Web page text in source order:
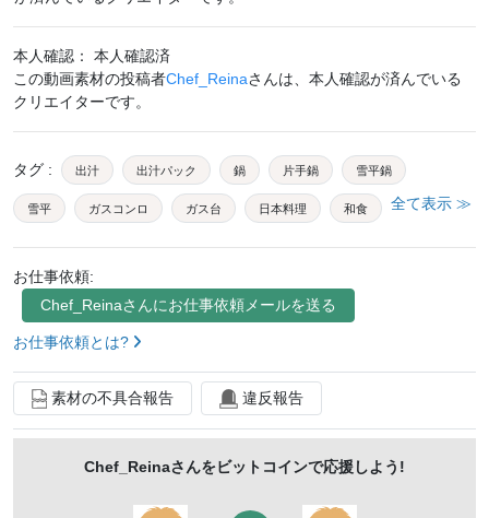
本人確認： 本人確認済
この動画素材の投稿者Chef_Reinaさんは、本人確認が済んでいる
クリエイターです。
タグ : 出汁 出汁パック 鍋 片手鍋 雪平鍋
雪平 ガスコンロ ガス台 日本料理 和食
家庭料理 家事 炊事 自炊 だし
だしパック
料理 食べ物 キッチン 屋内 食材
調理 ダシ 蒸気 鰹節 手作り
和 住まい 鍋料理 水 かつお節 日本
かつおぶし 削り節 キッチン用品
全て表示 ≫
お仕事依頼:
Chef_Reinaさんにお仕事依頼メールを送る
お仕事依頼とは?
素材の不具合報告 違反報告
Chef_Reinaさんをビットコインで応援しよう!